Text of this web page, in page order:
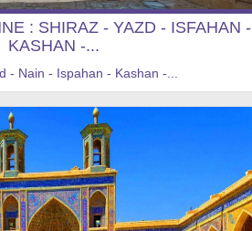
: SHIRAZ - YAZD - ISFAHAN -
KASHAN -...
- Nain - Ispahan - Kashan -...